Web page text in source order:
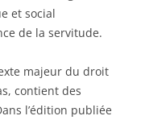
et social
de la servitude.
majeur du droit
contient des
l’édition publiée